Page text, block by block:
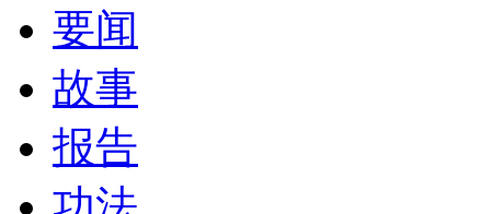
要闻
故事
报告